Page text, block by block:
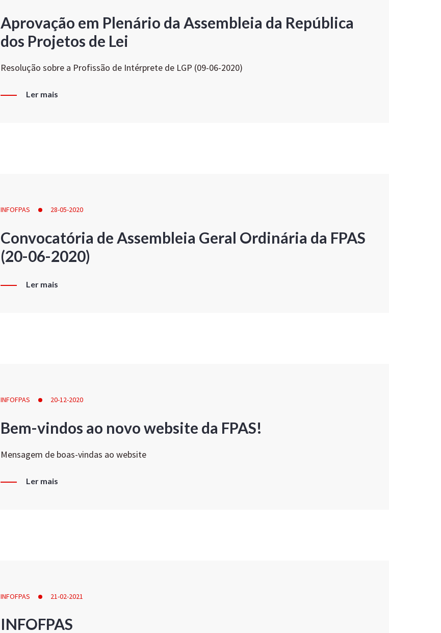
Aprovação em Plenário da Assembleia da República
dos Projetos de Lei
Resolução sobre a Profissão de Intérprete de LGP (09-06-2020)
Ler mais
INFOFPAS 28-05-2020
Convocatória de Assembleia Geral Ordinária da FPAS
(20-06-2020)
Ler mais
INFOFPAS 20-12-2020
Bem-vindos ao novo website da FPAS!
Mensagem de boas-vindas ao website
Ler mais
INFOFPAS 21-02-2021
INFOFPAS